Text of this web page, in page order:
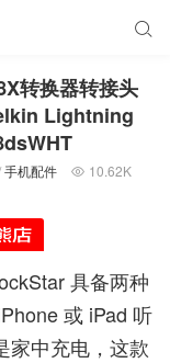

转换器转接头
Lightning
手机配件  10.62K
具备两种
或 iPad 听
家中充电，这款